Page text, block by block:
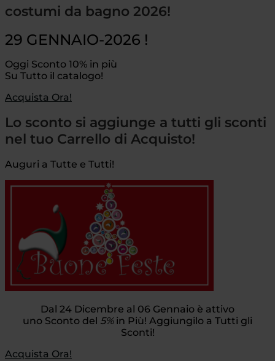
costumi da bagno 2026!
29 GENNAIO-2026 !
Oggi Sconto 10% in più
Su Tutto il catalogo!
Acquista Ora!
Lo sconto si aggiunge a tutti gli sconti
nel tuo Carrello di Acquisto!
Auguri a Tutte e Tutti!
Dal 24 Dicembre al 06 Gennaio è attivo
uno Sconto del 5%in Più! Aggiungilo a Tutti gli
Sconti!
Acquista Ora!